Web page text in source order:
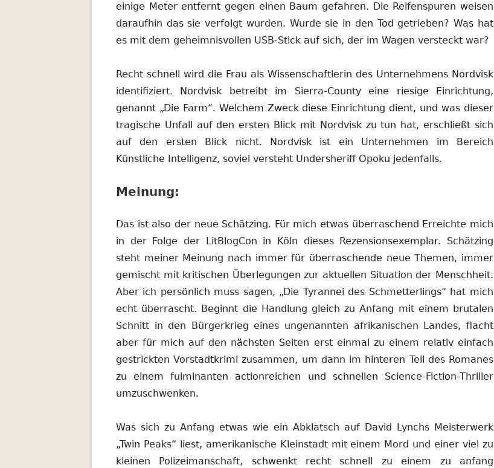
einige Meter entfernt gegen einen Baum gefahren. Die Reifenspuren weisen
daraufhin das sie verfolgt wurden. Wurde sie in den Tod getrieben? Was hat
es mit dem geheimnisvollen USB-Stick auf sich, der im Wagen versteckt war?
Recht schnell wird die Frau als Wissenschaftlerin des Unternehmens Nordvisk
identifiziert. Nordvisk betreibt im Sierra-County eine riesige Einrichtung,
genannt „Die Farm“. Welchem Zweck diese Einrichtung dient, und was dieser
tragische Unfall auf den ersten Blick mit Nordvisk zu tun hat, erschließt sich
auf den ersten Blick nicht. Nordvisk ist ein Unternehmen im Bereich
Künstliche Intelligenz, soviel versteht Undersheriff Opoku jedenfalls.
Meinung:
Das ist also der neue Schätzing. Für mich etwas überraschend Erreichte mich
in der Folge der LitBlogCon in Köln dieses Rezensionsexemplar. Schätzing
steht meiner Meinung nach immer für überraschende neue Themen, immer
gemischt mit kritischen Überlegungen zur aktuellen Situation der Menschheit.
Aber ich persönlich muss sagen, „Die Tyrannei des Schmetterlings“ hat mich
echt überrascht. Beginnt die Handlung gleich zu Anfang mit einem brutalen
Schnitt in den Bürgerkrieg eines ungenannten afrikanischen Landes, flacht
aber für mich auf den nächsten Seiten erst einmal zu einem relativ einfach
gestrickten Vorstadtkrimi zusammen, um dann im hinteren Teil des Romanes
zu einem fulminanten actionreichen und schnellen Science-Fiction-Thriller
umzuschwenken.
Was sich zu Anfang etwas wie ein Abklatsch auf David Lynchs Meisterwerk
„Twin Peaks“ liest, amerikanische Kleinstadt mit einem Mord und einer viel zu
kleinen Polizeimanschaft, schwenkt recht schnell zu einem zu anfang